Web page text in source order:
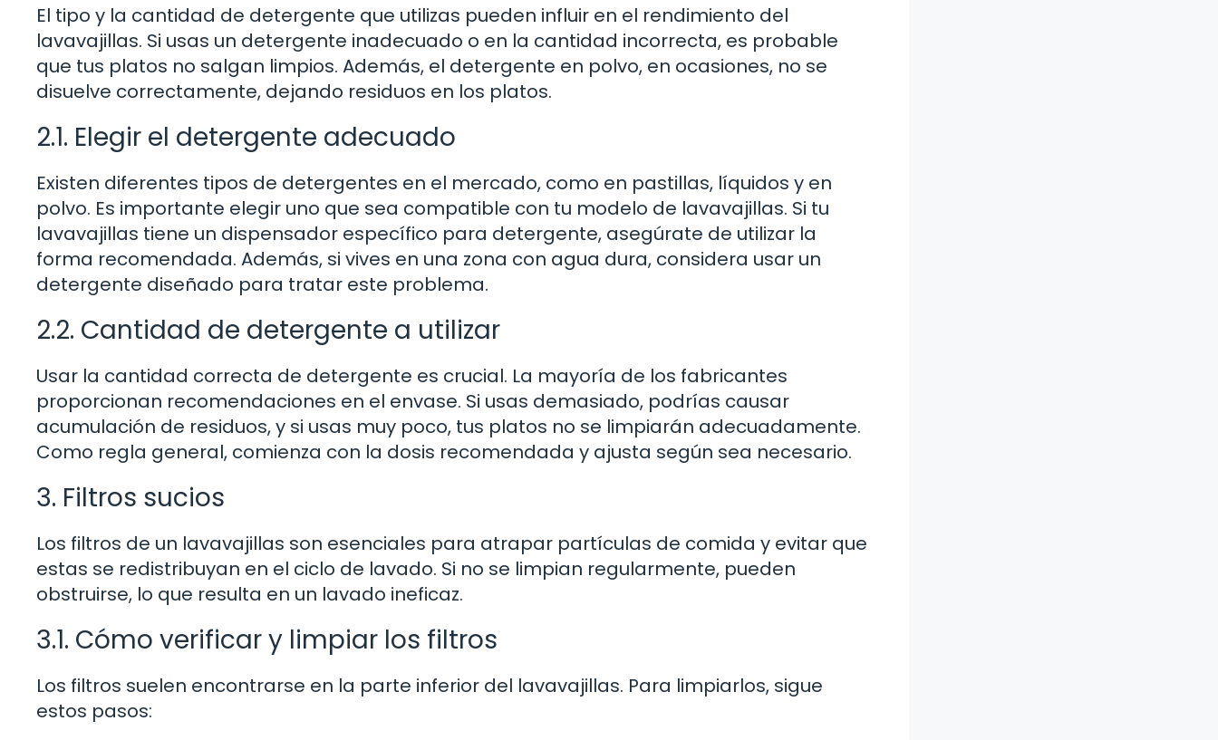
El tipo y la cantidad de detergente que utilizas pueden influir en el rendimiento del
lavavajillas. Si usas un detergente inadecuado o en la cantidad incorrecta, es probable
que tus platos no salgan limpios. Además, el detergente en polvo, en ocasiones, no se
disuelve correctamente, dejando residuos en los platos.
2.1. Elegir el detergente adecuado
Existen diferentes tipos de detergentes en el mercado, como en pastillas, líquidos y en
polvo. Es importante elegir uno que sea compatible con tu modelo de lavavajillas. Si tu
lavavajillas tiene un dispensador específico para detergente, asegúrate de utilizar la
forma recomendada. Además, si vives en una zona con agua dura, considera usar un
detergente diseñado para tratar este problema.
2.2. Cantidad de detergente a utilizar
Usar la cantidad correcta de detergente es crucial. La mayoría de los fabricantes
proporcionan recomendaciones en el envase. Si usas demasiado, podrías causar
acumulación de residuos, y si usas muy poco, tus platos no se limpiarán adecuadamente.
Como regla general, comienza con la dosis recomendada y ajusta según sea necesario.
3. Filtros sucios
Los filtros de un lavavajillas son esenciales para atrapar partículas de comida y evitar que
estas se redistribuyan en el ciclo de lavado. Si no se limpian regularmente, pueden
obstruirse, lo que resulta en un lavado ineficaz.
3.1. Cómo verificar y limpiar los filtros
Los filtros suelen encontrarse en la parte inferior del lavavajillas. Para limpiarlos, sigue
estos pasos: